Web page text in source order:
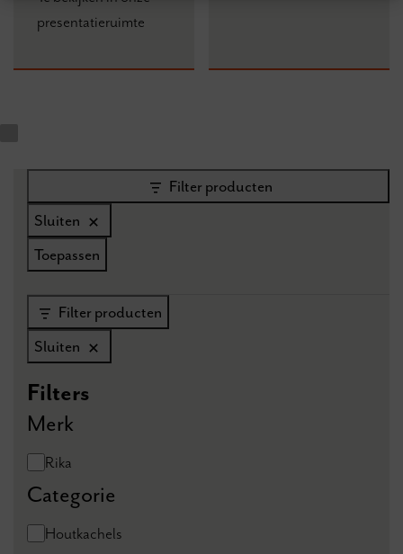
Filter producten
Sluiten
Toepassen
Filter producten
Sluiten
Filters
Merk
Merk
Rika
Categorie
Categorie
Houtkachels
presentatieruimte